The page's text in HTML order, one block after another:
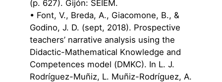
(p. 627). Gijón: SEIEM.
• Font, V., Breda, A., Giacomone, B., &
Godino, J. D. (sept, 2018). Prospective
teachers’ narrative analysis using the
Didactic-Mathematical Knowledge and
Competences model (DMKC). In L. J.
Rodríguez-Muñiz, L. Muñiz-Rodríguez, A.